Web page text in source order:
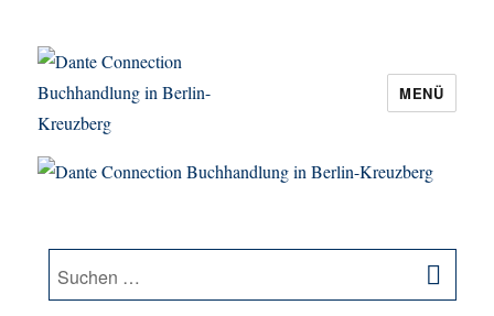
Dante Connection Buchhandlung in
MENÜ
Suche
nach: